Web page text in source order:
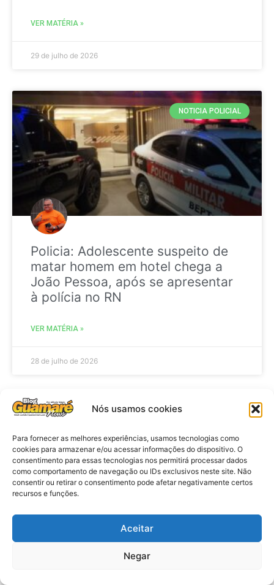
Nós usamos cookies
Para fornecer as melhores experiências, usamos tecnologias como
cookies para armazenar e/ou acessar informações do dispositivo. O
consentimento para essas tecnologias nos permitirá processar dados
como comportamento de navegação ou IDs exclusivos neste site. Não
consentir ou retirar o consentimento pode afetar negativamente certos
recursos e funções.
Aceitar
Negar
VER MATÉRIA »
29 de julho de 2026
NOTICIA POLICIAL
Policia: Adolescente suspeito de
matar homem em hotel chega a
João Pessoa, após se apresentar
à polícia no RN
VER MATÉRIA »
28 de julho de 2026
Eleições 2026: procuradores e